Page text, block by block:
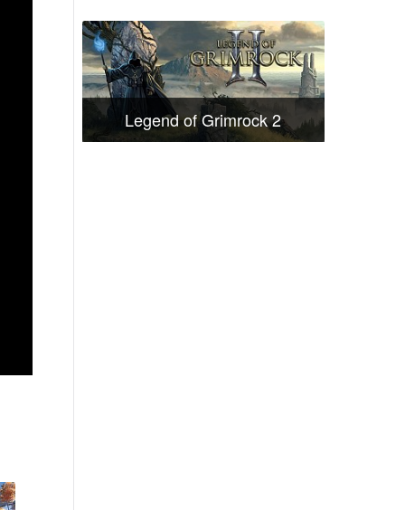
Legend of Grimrock 2